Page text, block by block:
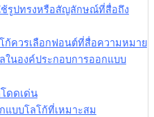
ช้รูปทรงหรือสัญลักษณ์ที่สื่อถึง
ก้ควรเลือกฟอนต์ที่สื่อความหมาย
ในองค์ประกอบการออกแบบ
ดดเด่น
แบบโลโก้ที่เหมาะสม